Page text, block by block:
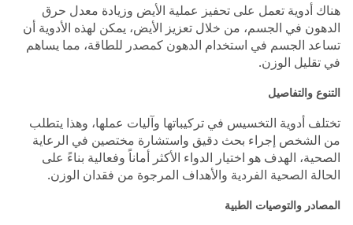
هناك أدوية تعمل على تحفيز عملية الأيض وزيادة معدل حرق
الدهون في الجسم، من خلال تعزيز الأيض، يمكن لهذه الأدوية أن
تساعد الجسم في استخدام الدهون كمصدر للطاقة، مما يساهم
في تقليل الوزن.
التنوع والتفاصيل
تختلف أدوية التخسيس في تركيباتها وآليات عملها، وهذا يتطلب
من الشخص إجراء بحث دقيق واستشارة مختصين في الرعاية
الصحية، الهدف هو اختيار الدواء الأكثر أماناً وفعالية بناءً على
الحالة الصحية الفردية والأهداف المرجوة من فقدان الوزن.
المصادر والتوصيات الطبية